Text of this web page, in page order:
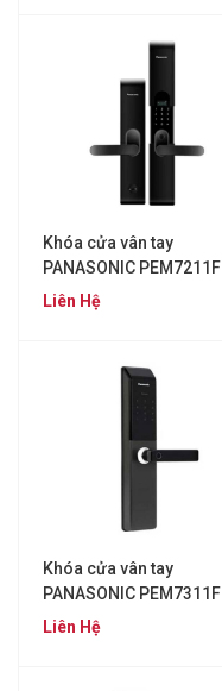
Khóa cửa vân tay
PANASONIC PEM7211F
Liên Hệ
Khóa cửa vân tay
PANASONIC PEM7311F
Liên Hệ